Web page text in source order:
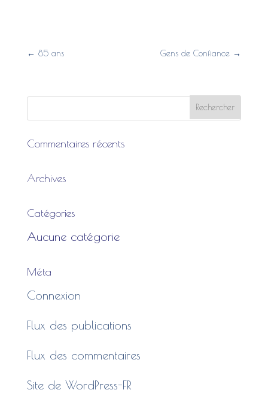
← 85 ans Gens de Confiance →
Commentaires récents
Archives
Catégories
Aucune catégorie
Méta
Connexion
Flux des publications
Flux des commentaires
Site de WordPress-FR